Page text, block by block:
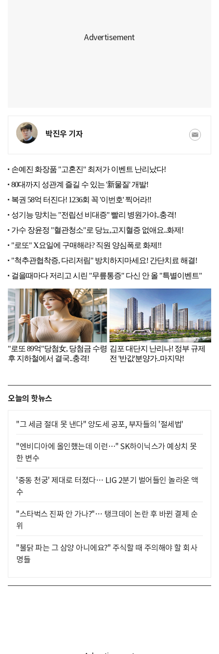
박진우 기자
오늘의 핫뉴스
"그 세금 절대 못 낸다" 양도세 공포, 부자들의 '절세법'
"엔비디아에 올인했는데 이런…" SK하이닉스가 예상치 못
한 변수
'중동 천궁' 제대로 터졌다… LIG 2분기 벌어들인 놀라운 액
수
"스타벅스 진짜 안 가나?"… 탱크데이 논란 후 바뀐 결제 순
위
"불닭 파는 그 삼양 아니에요?" 주식할 때 주의해야 할 회사
명들